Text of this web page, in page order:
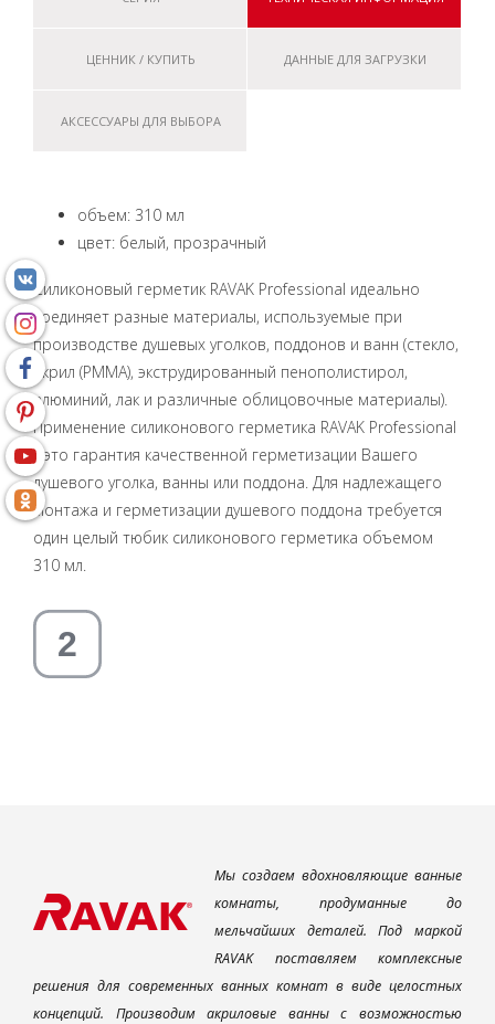
ЦЕННИК / КУПИТЬ ДАННЫЕ ДЛЯ ЗАГРУЗКИ
АКСЕССУАРЫ ДЛЯ ВЫБОРА
объем: 310 мл
цвет: белый, прозрачный
Силиконовый герметик RAVAK Professional идеально
соединяет разные материалы, используемые при
производстве душевых уголков, поддонов и ванн (стекло,
акрил (PMMA), экструдированный пенополистирол,
алюминий, лак и различные облицовочные материалы).
Применение силиконового герметика RAVAK Professional
- это гарантия качественной герметизации Вашего
душевого уголка, ванны или поддона. Для надлежащего
монтажа и герметизации душевого поддона требуется
один целый тюбик силиконового герметика объемом
310 мл.
Мы создаем вдохновляющие ванные
комнаты, продуманные до
мельчайших деталей. Под маркой
RAVAK поставляем комплексные
решения для современных ванных комнат в виде целостных
концепций. Производим акриловые ванны с возможностью